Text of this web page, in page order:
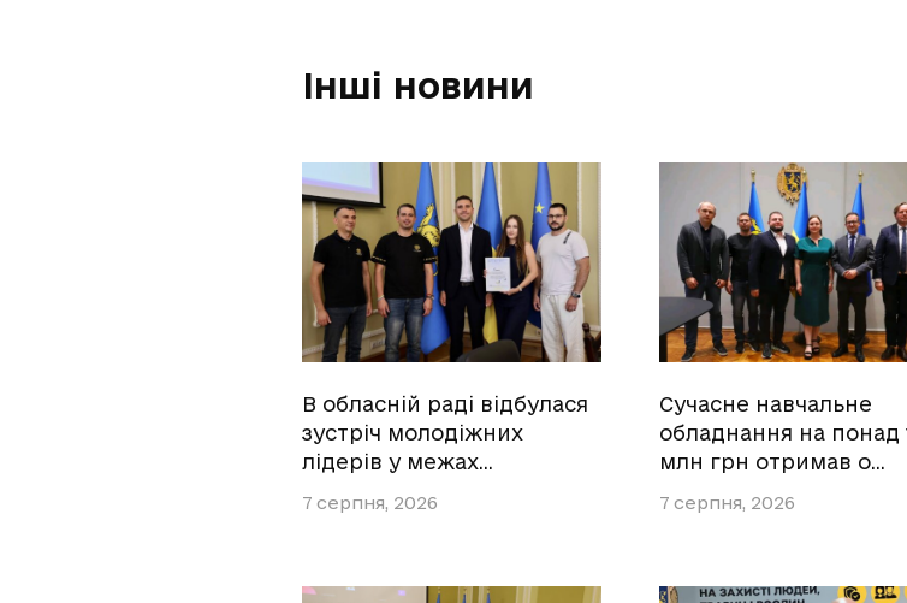
Інші новини
В обласній раді відбулася
зустріч молодіжних
лідерів у межах…
7 серпня, 2026
Сучасне навчальне
обладнання на понад
млн грн отримав о…
7 серпня, 2026